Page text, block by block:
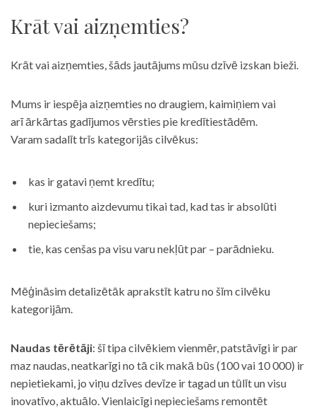
Krāt vai aizņemties?
Krāt vai aizņemties, šāds jautājums mūsu dzīvē izskan bieži.
Mums ir iespēja aizņemties no draugiem, kaimiņiem vai
arī ārkārtas gadījumos vērsties pie kredītiestādēm.
Varam sadalīt trīs kategorijās cilvēkus:
kas ir gatavi ņemt kredītu;
kuri izmanto aizdevumu tikai tad, kad tas ir absolūti
nepieciešams;
tie, kas cenšas pa visu varu nekļūt par – parādnieku.
Mēģināsim detalizētāk aprakstīt katru no šīm cilvēku
kategorijām.
Naudas tērētāji: šī tipa cilvēkiem vienmēr, patstāvīgi ir par
maz naudas, neatkarīgi no tā cik makā būs (100 vai 10 000) ir
nepietiekami, jo viņu dzīves devīze ir tagad un tūlīt un visu
inovatīvo, aktuālo. Vienlaicīgi nepieciešams remontēt